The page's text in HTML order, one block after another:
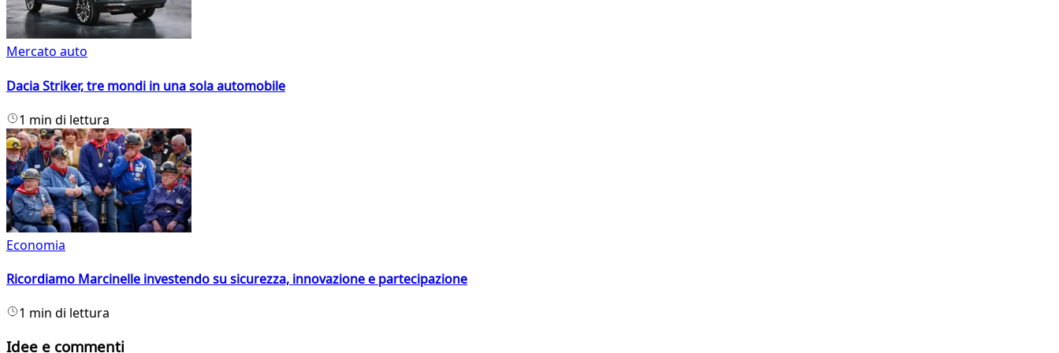
Mercato auto
Dacia Striker, tre mondi in una sola automobile
1 min di lettura
Economia
Ricordiamo Marcinelle investendo su sicurezza, innovazione e partecipazione
1 min di lettura
Idee e commenti